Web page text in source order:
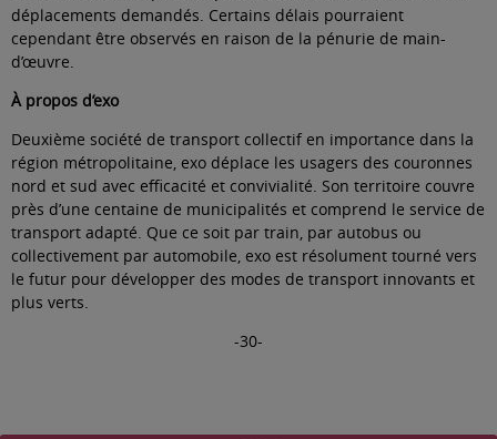
déplacements demandés. Certains délais pourraient
cependant être observés en raison de la pénurie de main-
d’œuvre.
À propos d’exo
Deuxième société de transport collectif en importance dans la
région métropolitaine, exo déplace les usagers des couronnes
nord et sud avec efficacité et convivialité. Son territoire couvre
près d’une centaine de municipalités et comprend le service de
transport adapté. Que ce soit par train, par autobus ou
collectivement par automobile, exo est résolument tourné vers
le futur pour développer des modes de transport innovants et
plus verts.
-30-